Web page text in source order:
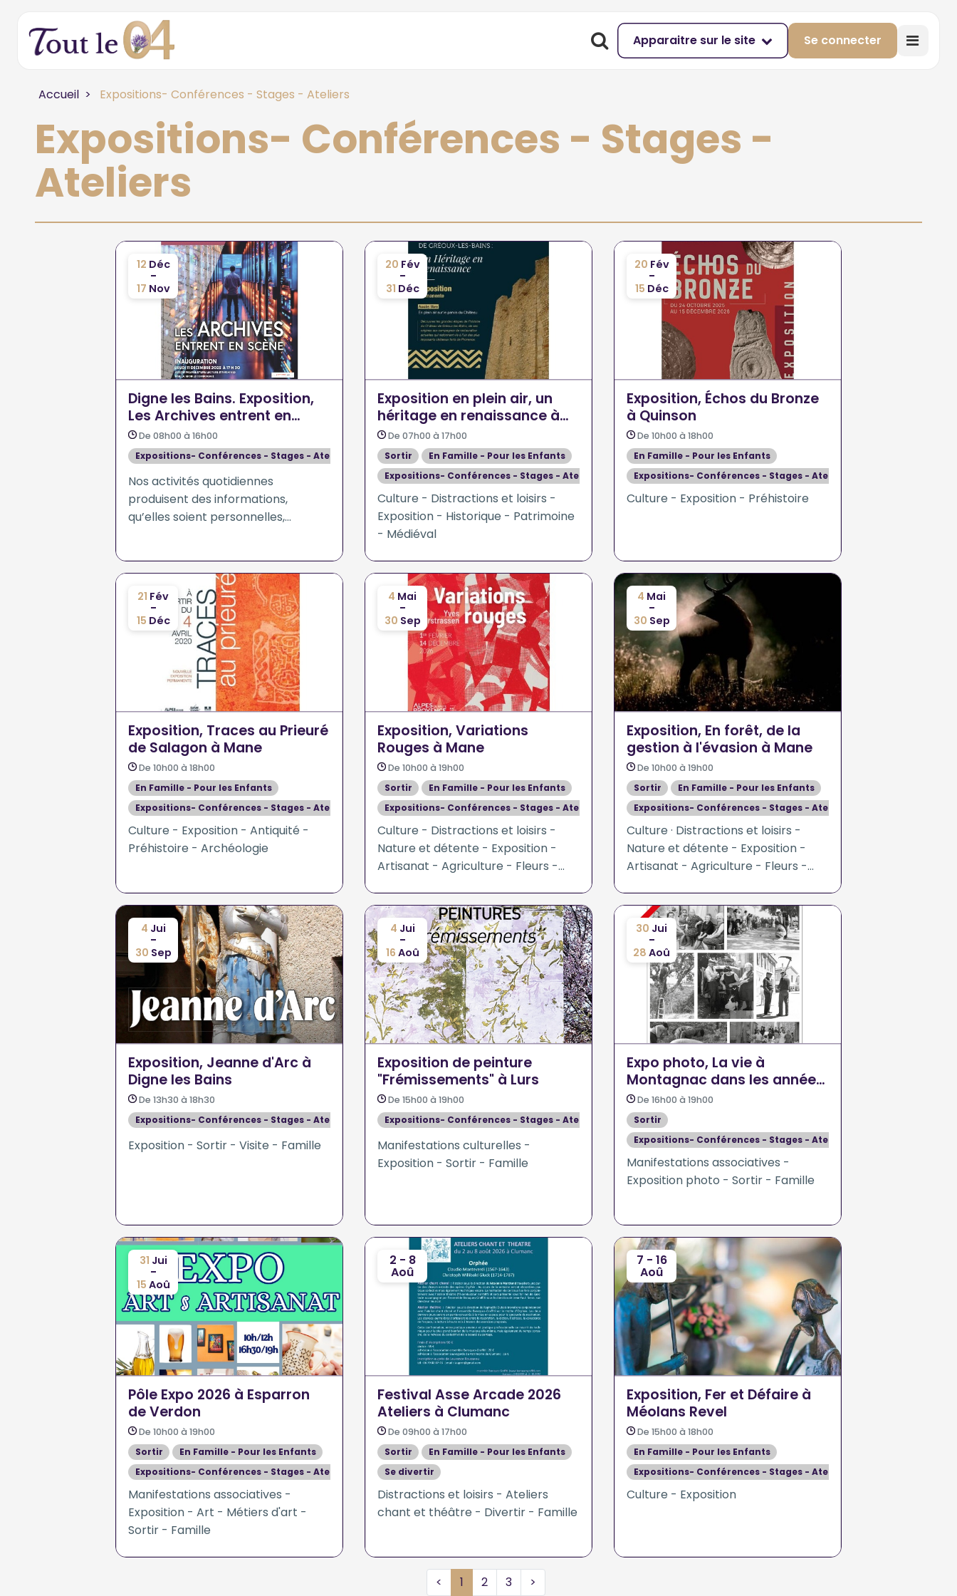
Apparaitre sur le site Se connecter
Accueil Expositions- Conférences - Stages - Ateliers
Expositions- Conférences - Stages -
Ateliers
12 Déc
-
17 Nov
Digne les Bains. Exposition,
Les Archives entrent en
Scène
De 08h00 à 16h00
Expositions- Conférences - Stages - Ateliers
Nos activités quotidiennes
produisent des informations,
qu’elles soient personnelles,
dactylographiée ou purement
numérique.
20 Fév
-
31 Déc
Exposition en plein air, un
héritage en renaissance à
Gréoux les Bains
De 07h00 à 17h00
Sortir
En Famille - Pour les Enfants
Expositions- Conférences - Stages - Ateliers
Culture - Distractions et loisirs -
Exposition - Historique - Patrimoine
- Médiéval
20 Fév
-
15 Déc
Exposition, Échos du Bronze
à Quinson
De 10h00 à 18h00
En Famille - Pour les Enfants
Expositions- Conférences - Stages - Ateliers
Culture - Exposition - Préhistoire
21 Fév
-
15 Déc
Exposition, Traces au Prieuré
de Salagon à Mane
De 10h00 à 18h00
En Famille - Pour les Enfants
Expositions- Conférences - Stages - Ateliers
Culture - Exposition - Antiquité -
Préhistoire - Archéologie
4 Mai
-
30 Sep
Exposition, Variations
Rouges à Mane
De 10h00 à 19h00
Sortir
En Famille - Pour les Enfants
Expositions- Conférences - Stages - Ateliers
Culture - Distractions et loisirs -
Nature et détente - Exposition -
Artisanat - Agriculture - Fleurs -
sociales
4 Mai
-
30 Sep
Exposition, En forêt, de la
gestion à l'évasion à Mane
De 10h00 à 19h00
Sortir
En Famille - Pour les Enfants
Expositions- Conférences - Stages - Ateliers
Culture · Distractions et loisirs -
Nature et détente - Exposition -
Artisanat - Agriculture - Fleurs -
sociales
4 Jui
-
30 Sep
Exposition, Jeanne d'Arc à
Digne les Bains
De 13h30 à 18h30
Expositions- Conférences - Stages - Ateliers
Exposition - Sortir - Visite - Famille
4 Jui
-
16 Aoû
Exposition de peinture
"Frémissements" à Lurs
De 15h00 à 19h00
Expositions- Conférences - Stages - Ateliers
Manifestations culturelles -
Exposition - Sortir - Famille
30 Jui
-
28 Aoû
Expo photo, La vie à
Montagnac dans les années
70De 16h00 à 19h00
Sortir
Expositions- Conférences - Stages - Ateliers
Manifestations associatives -
Exposition photo - Sortir - Famille
31 Jui
-
15 Aoû
Pôle Expo 2026 à Esparron
de Verdon
De 10h00 à 19h00
Sortir
En Famille - Pour les Enfants
Expositions- Conférences - Stages - Ateliers
Manifestations associatives -
Exposition - Art - Métiers d'art -
Sortir - Famille
2 - 8
Aoû
Festival Asse Arcade 2026
Ateliers à Clumanc
De 09h00 à 17h00
Sortir
En Famille - Pour les Enfants
Se divertir
Expositions- Conférences - Stages - Ateliers
Distractions et loisirs - Ateliers
chant et théâtre - Divertir - Famille
7 - 16
Aoû
Exposition, Fer et Défaire à
Méolans Revel
De 15h00 à 18h00
En Famille - Pour les Enfants
Expositions- Conférences - Stages - Ateliers
Culture - Exposition
< 1 2 3 >